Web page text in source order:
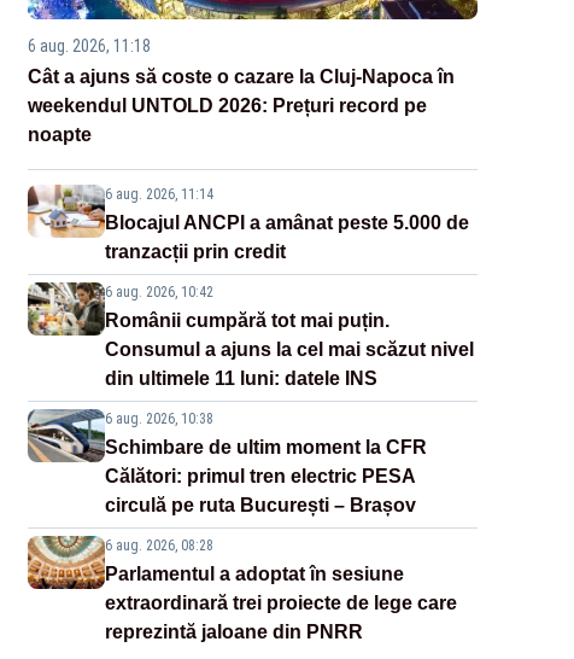
6 aug. 2026, 11:18
Cât a ajuns să coste o cazare la Cluj-Napoca în
weekendul UNTOLD 2026: Prețuri record pe
noapte
6 aug. 2026, 11:14
Blocajul ANCPI a amânat peste 5.000 de
tranzacții prin credit
6 aug. 2026, 10:42
Românii cumpără tot mai puțin.
Consumul a ajuns la cel mai scăzut nivel
din ultimele 11 luni: datele INS
6 aug. 2026, 10:38
Schimbare de ultim moment la CFR
Călători: primul tren electric PESA
circulă pe ruta București – Brașov
6 aug. 2026, 08:28
Parlamentul a adoptat în sesiune
extraordinară trei proiecte de lege care
reprezintă jaloane din PNRR